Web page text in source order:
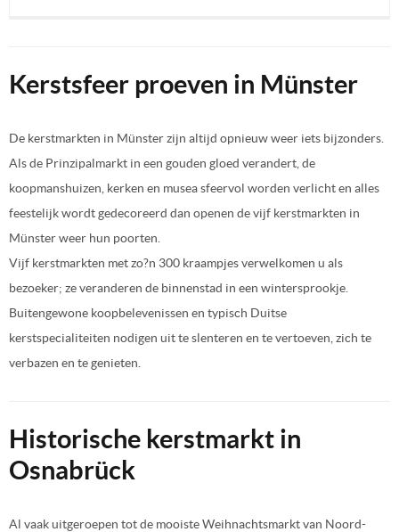
Kerstsfeer proeven in Münster
De kerstmarkten in Münster zijn altijd opnieuw weer iets bijzonders.
Als de Prinzipalmarkt in een gouden gloed verandert, de
koopmanshuizen, kerken en musea sfeervol worden verlicht en alles
feestelijk wordt gedecoreerd dan openen de vijf kerstmarkten in
Münster weer hun poorten.
Vijf kerstmarkten met zo?n 300 kraampjes verwelkomen u als
bezoeker; ze veranderen de binnenstad in een wintersprookje.
Buitengewone koopbelevenissen en typisch Duitse
kerstspecialiteiten nodigen uit te slenteren en te vertoeven, zich te
verbazen en te genieten.
Historische kerstmarkt in
Osnabrück
Al vaak uitgeroepen tot de mooiste Weihnachtsmarkt van Noord-